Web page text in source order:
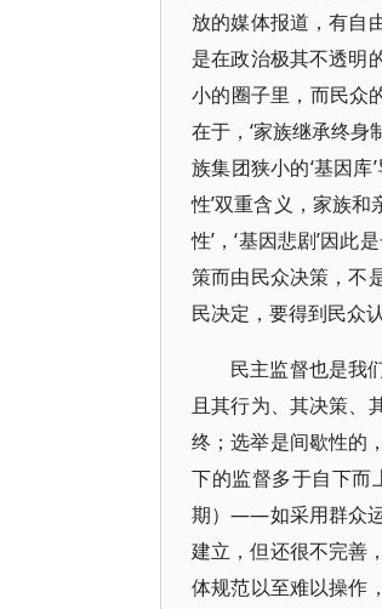
放的媒体报道，有自
是在政治极其不透明
小的圈子里，而民众
在于，‘家族继承终身
族集团狭小的‘基因库
性’双重含义，家族和
性’，‘基因悲剧’因此
策而由民众决策，不
民决定，要得到民众
民主监督也是我
且其行为、其决策、
终；选举是间歇性的
下的监督多于自下而
期）——如采用群众
建立，但还很不完善
体规范以至难以操作